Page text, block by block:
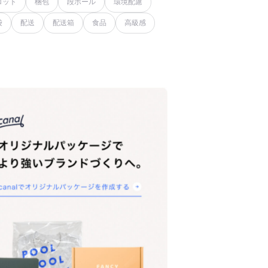
ット 梱包 段ボール 環境配慮
配送 配送箱 食品 高級感